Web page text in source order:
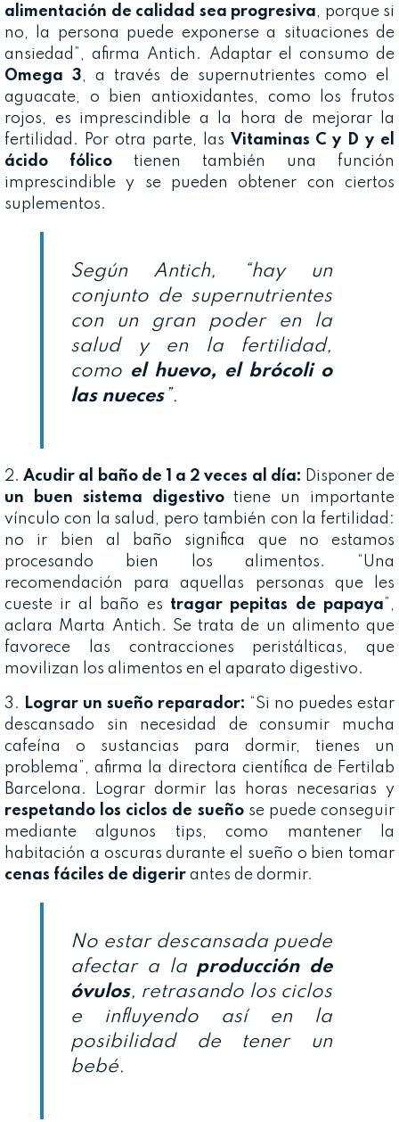
alimentación de calidad sea progresiva, porque si
no, la persona puede exponerse a situaciones de
ansiedad”, afirma Antich. Adaptar el consumo de
Omega 3, a través de supernutrientes como el
aguacate, o bien antioxidantes, como los frutos
rojos, es imprescindible a la hora de mejorar la
fertilidad. Por otra parte, las Vitaminas C y D y el
ácido fólico tienen también una función
imprescindible y se pueden obtener con ciertos
suplementos.
Según Antich, “hay un
conjunto de supernutrientes
con un gran poder en la
salud y en la fertilidad,
como el huevo, el brócoli o
las nueces”.
2.Acudir al baño de 1 a 2 veces al día: Disponer de
un buen sistema digestivotiene un importante
vínculo con la salud, pero también con la fertilidad:
no ir bien al baño significa que no estamos
procesando bien los alimentos. “Una
recomendación para aquellas personas que les
cueste ir al baño es tragar pepitas de papaya”,
aclara Marta Antich. Se trata de un alimento que
favorece las contracciones peristálticas, que
movilizan los alimentos en el aparato digestivo.
3. Lograr un sueño reparador: “Si no puedes estar
descansado sin necesidad de consumir mucha
cafeína o sustancias para dormir, tienes un
problema”, afirma la directora científica de Fertilab
Barcelona. Lograr dormir las horas necesarias y
respetando los ciclos de sueñose puede conseguir
mediante algunos tips, como mantener la
habitación a oscuras durante el sueño o bien tomar
cenas fáciles de digerir antes de dormir.
No estar descansada puede
afectar a laproducción de
óvulos, retrasando los ciclos
e influyendo así en la
posibilidad de tener un
bebé.